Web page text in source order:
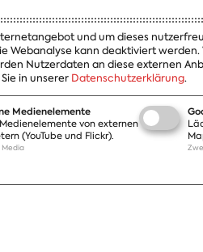
Jobs
und um dieses
Webanalyse kann deaktiviert
Nutzerdaten an diese externen
in unserer Datenschutzerklärung.
Medienelemente
von externen
(YouTube und Flickr).
Media